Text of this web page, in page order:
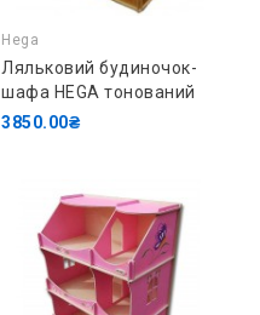
Hega
Ляльковий будиночок-
шафа HEGA тонований
3850.00₴